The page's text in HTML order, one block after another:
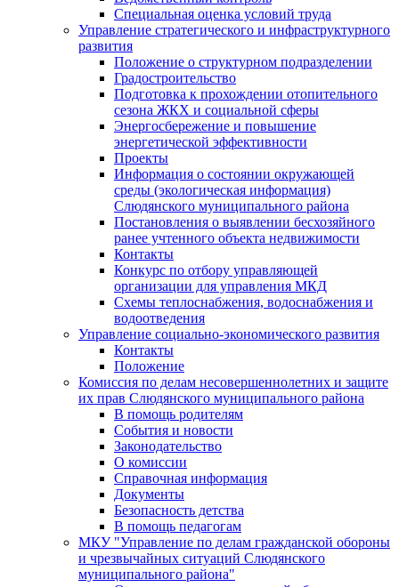
Специальная оценка условий труда
Управление стратегического и инфраструктурного
развития
Положение о структурном подразделении
Градостроительство
Подготовка к прохождении отопительного
сезона ЖКХ и социальной сферы
Энергосбережение и повышение
энергетической эффективности
Проекты
Информация о состоянии окружающей
среды (экологическая информация)
Слюдянского муниципального района
Постановления о выявлении бесхозяйного
ранее учтенного объекта недвижимости
Контакты
Конкурс по отбору управляющей
организации для управления МКД
Схемы теплоснабжения, водоснабжения и
водоотведения
Управление социально-экономического развития
Контакты
Положение
Комиссия по делам несовершеннолетних и защите
их прав Слюдянского муниципального района
В помощь родителям
События и новости
Законодательство
О комиссии
Справочная информация
Документы
Безопасность детства
В помощь педагогам
МКУ "Управление по делам гражданской обороны
и чрезвычайных ситуаций Слюдянского
муниципального района"